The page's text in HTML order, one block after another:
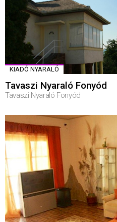
KIADÓ NYARALÓ
Tavaszi Nyaraló Fonyód
Tavaszi Nyaraló Fonyód